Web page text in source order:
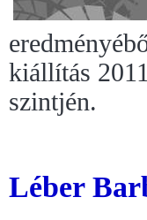
kiállítás
szintjén.
Léber